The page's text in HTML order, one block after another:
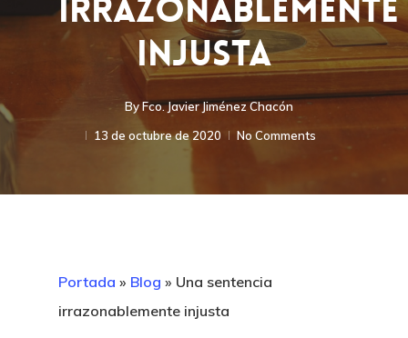
Irrazonablemente
Injusta
ByFco. Javier Jiménez Chacón
13 de octubre de 2020
No Comments
Portada » Blog » Una sentencia
irrazonablemente injusta